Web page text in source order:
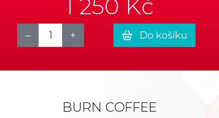
1 250 Kč
Do košíku
BURN COFFEE